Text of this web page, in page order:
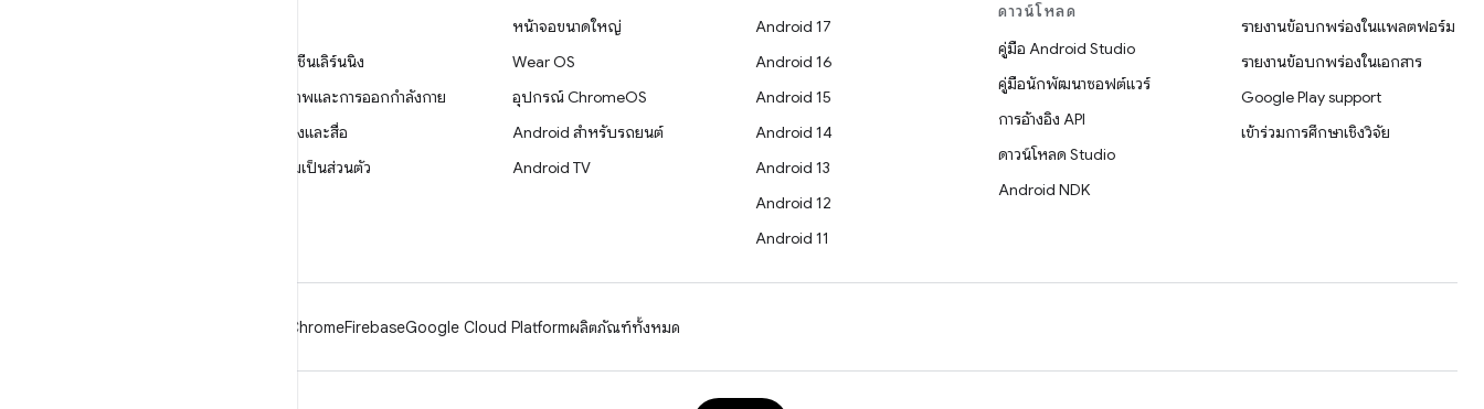
แมชชีนเลิร์นนิง
สุขภาพและการออกกำลังกาย
กล้องและสื่อ
ความเป็นส่วนตัว
หน้าจอขนาดใหญ่
Wear OS
อุปกรณ์ ChromeOS
Android สำหรับรถยนต์
Android TV
Android 17
Android 16
Android 15
Android 14
Android 13
Android 12
Android 11
ดาวน์โหลด
คู่มือ Android Studio
คู่มือนักพัฒนาซอฟต์แวร์
การอ้างอิง API
ดาวน์โหลด Studio
Android NDK
รายงานข้อบกพร่องในแพลตฟอร์ม
รายงานข้อบกพร่องในเอกสาร
Google Play support
เข้าร่วมการศึกษาเชิงวิจัย
ChromeFirebaseGoogle Cloud Platformผลิตภัณฑ์ทั้งหมด